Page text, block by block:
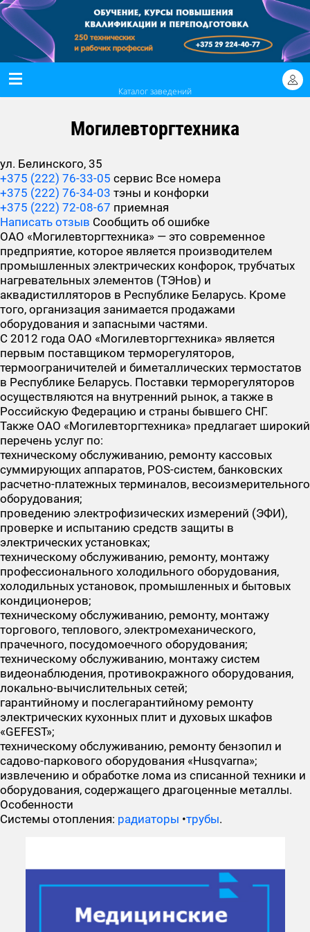
Каталог заведений
Могилевторгтехника
ул. Белинского, 35
+375 (222) 76-33-05 сервис Все номера
+375 (222) 76-34-03 тэны и конфорки
+375 (222) 72-08-67 приемная
Написать отзыв Сообщить об ошибке
ОАО «Могилевторгтехника» — это современное
предприятие, которое является производителем
промышленных электрических конфорок, трубчатых
нагревательных элементов (ТЭНов) и
аквадистилляторов в Республике Беларусь. Кроме
того, организация занимается продажами
оборудования и запасными частями.
С 2012 года ОАО «Могилевторгтехника» является
первым поставщиком терморегуляторов,
термоограничителей и биметаллических термостатов
в Республике Беларусь. Поставки терморегуляторов
осуществляются на внутренний рынок, а также в
Российскую Федерацию и страны бывшего СНГ.
Также ОАО «Могилевторгтехника» предлагает широкий
перечень услуг по:
техническому обслуживанию, ремонту кассовых
суммирующих аппаратов, POS-систем, банковских
расчетно-платежных терминалов, весоизмерительного
оборудования;
проведению электрофизических измерений (ЭФИ),
проверке и испытанию средств защиты в
электрических установках;
техническому обслуживанию, ремонту, монтажу
профессионального холодильного оборудования,
холодильных установок, промышленных и бытовых
кондиционеров;
техническому обслуживанию, ремонту, монтажу
торгового, теплового, электромеханического,
прачечного, посудомоечного оборудования;
техническому обслуживанию, монтажу систем
видеонаблюдения, противокражного оборудования,
локально-вычислительных сетей;
гарантийному и послегарантийному ремонту
электрических кухонных плит и духовых шкафов
«GEFEST»;
техническому обслуживанию, ремонту бензопил и
садово-паркового оборудования «Husqvarna»;
извлечению и обработке лома из списанной техники и
оборудования, содержащего драгоценные металлы.
Особенности
Системы отопления: радиаторы •трубы.